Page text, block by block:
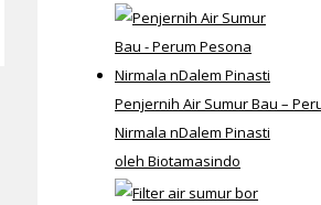
Penjernih Air Sumur Bau –
Nirmala nDalem Pinasti
oleh Biotamasindo